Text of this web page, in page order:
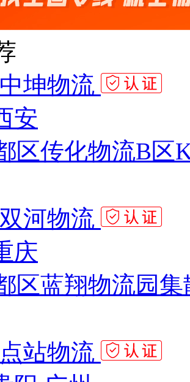
坤物流
安
区传化物流B区
河物流
庆
区蓝翔物流园
站物流